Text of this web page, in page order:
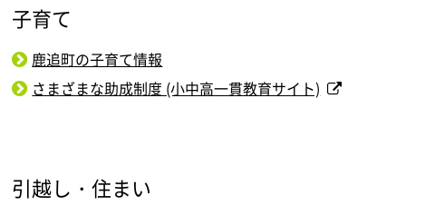
子育て
鹿追町の子育て情報
さまざまな助成制度 (小中高一貫教育サイト)
引越し・住まい